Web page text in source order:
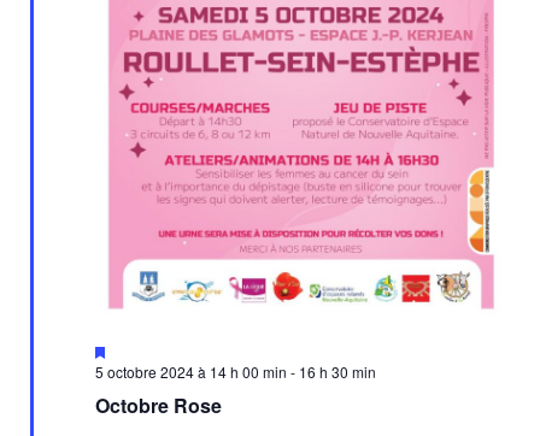
Octobre Rose
en
5 octobre 2024 à 14 h 00 min - 16 h 30 min